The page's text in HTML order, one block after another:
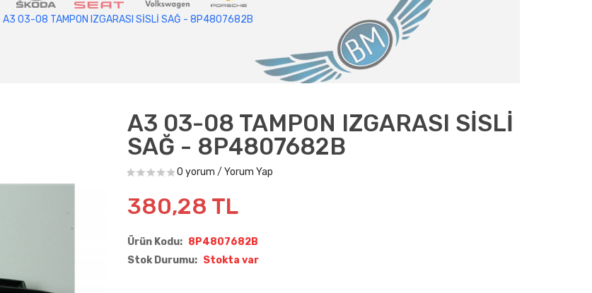
A3 03-08 TAMPON IZGARASI SİSLİ SAĞ - 8P4807682B
A3 03-08 TAMPON IZGARASI SİSLİ
SAĞ - 8P4807682B
0 yorum / Yorum Yap
380,28 TL
Ürün Kodu: 8P4807682B
Stok Durumu: Stokta var